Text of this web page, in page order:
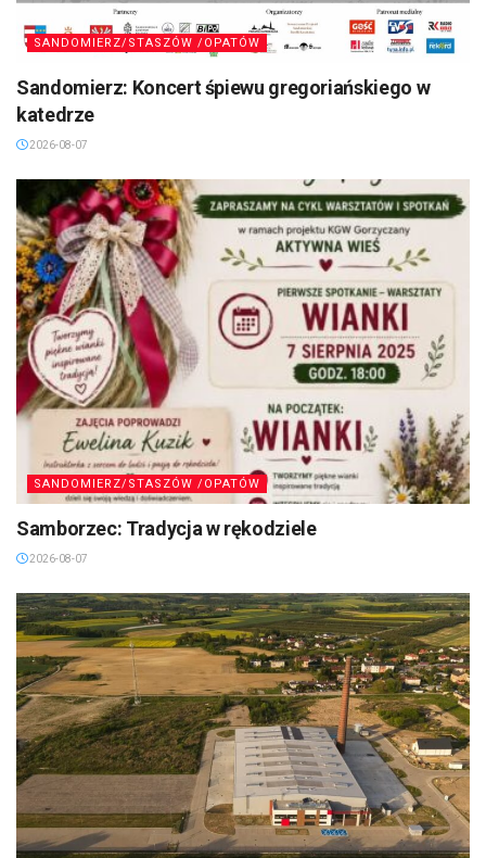
SANDOMIERZ/STASZÓW /OPATÓW
Sandomierz: Koncert śpiewu gregoriańskiego w
katedrze
2026-08-07
SANDOMIERZ/STASZÓW /OPATÓW
Samborzec: Tradycja w rękodziele
2026-08-07